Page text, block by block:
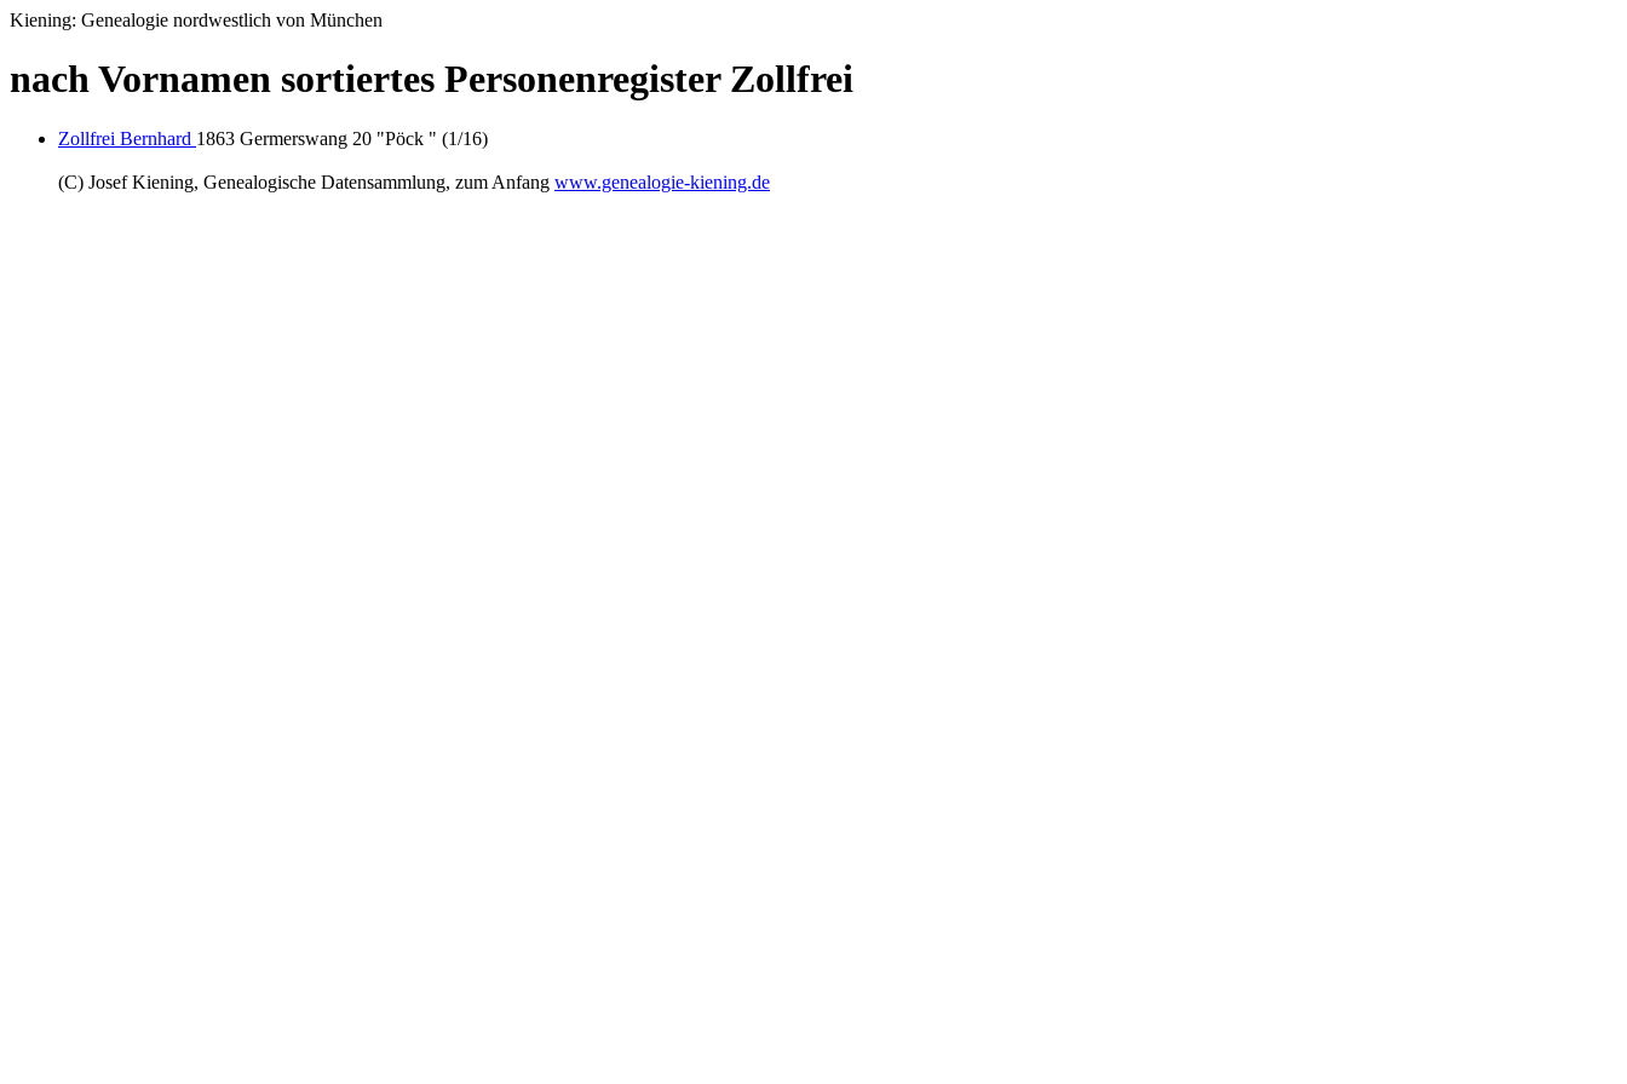
Kiening: Genealogie nordwestlich von München
nach Vornamen sortiertes Personenregister Zollfrei
Zollfrei Bernhard 1863 Germerswang 20 "Pöck " (1/16)
(C) Josef Kiening, Genealogische Datensammlung, zum Anfang www.genealogie-kiening.de